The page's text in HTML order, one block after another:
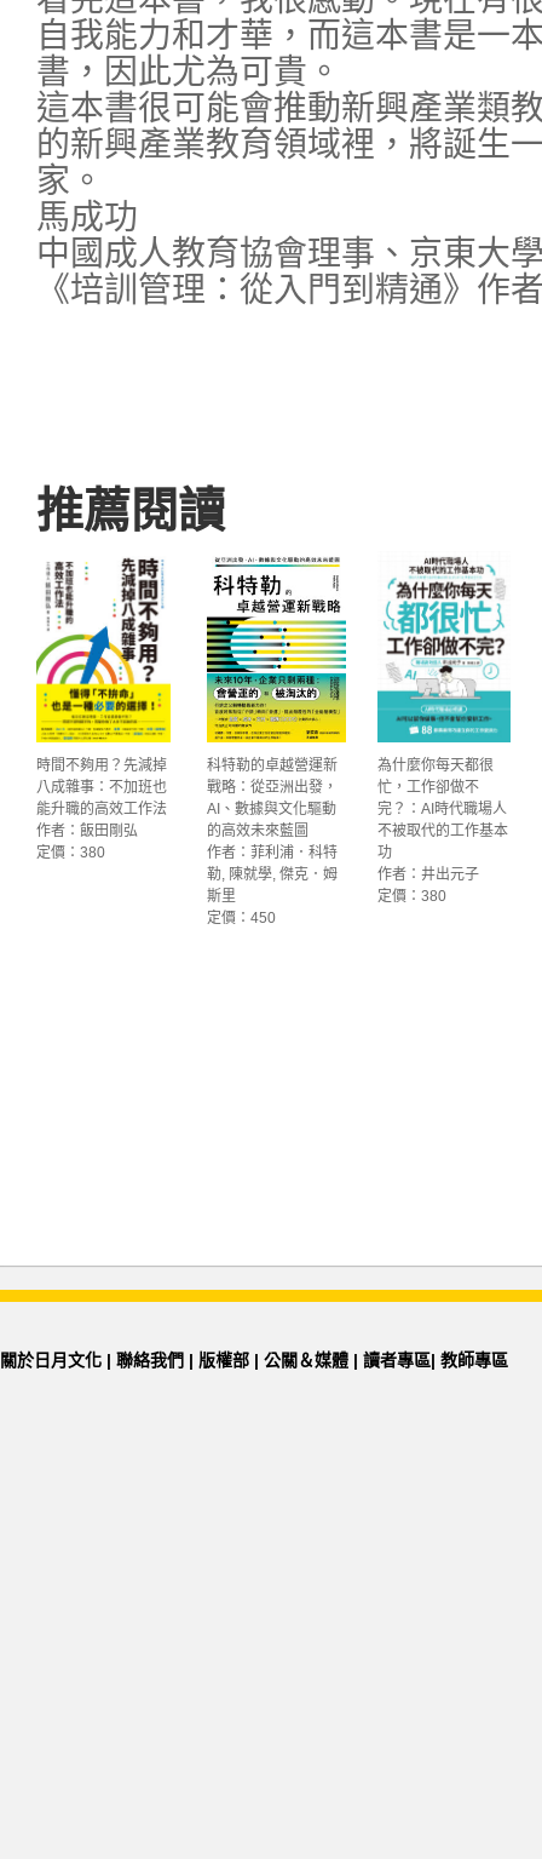
自我能力和才華，而這本書是一
書，因此尤為可貴。
這本書很可能會推動新興產業類
的新興產業教育領域裡，將誕生
家。
馬成功
中國成人教育協會理事、京東大
《培訓管理：從入門到精通》作
推薦閱讀
時間不夠用？先減掉
八成雜事：不加班也
能升職的高效工作法
作者：飯田剛弘
定價：380
科特勒的卓越營運新
戰略：從亞洲出發，
AI、數據與文化驅動
的高效未來藍圖
作者：菲利浦．科特
勒, 陳就學, 傑克．姆
斯里
定價：450
為什麼你每天都很
忙，工作卻做不
完？：AI時代職場人
不被取代的工作基本
功
作者：井出元子
定價：380
關於日月文化 | 聯絡我們 | 版權部 | 公關＆媒體 | 讀者專區| 教師專區